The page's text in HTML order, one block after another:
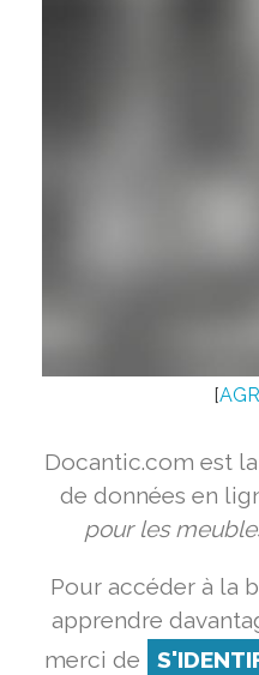
[
Docantic.com est
de données en
pour les
Pour accéder à la
apprendre
merci de